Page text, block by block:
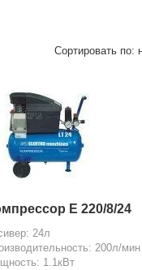
Сортировать по:
E 220/8/24
24л
200л/мин
1.1кВт